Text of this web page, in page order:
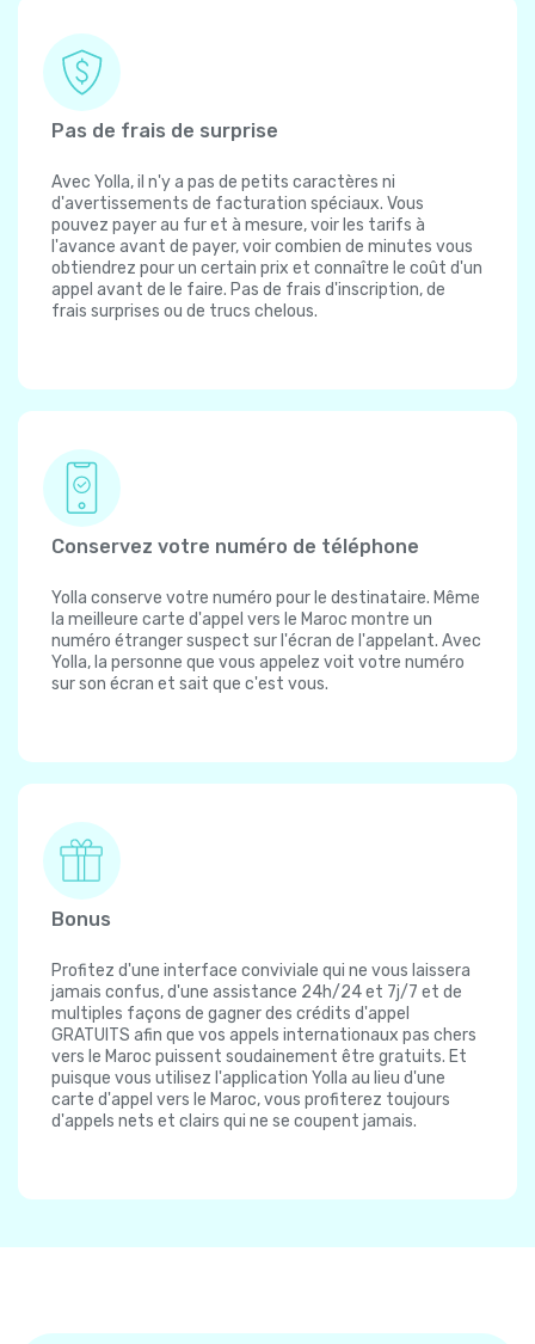
Pas de frais de surprise
Avec Yolla, il n'y a pas de petits caractères ni
d'avertissements de facturation spéciaux. Vous
pouvez payer au fur et à mesure, voir les tarifs à
l'avance avant de payer, voir combien de minutes vous
obtiendrez pour un certain prix et connaître le coût d'un
appel avant de le faire. Pas de frais d'inscription, de
frais surprises ou de trucs chelous.
Conservez votre numéro de téléphone
Yolla conserve votre numéro pour le destinataire. Même
la meilleure carte d'appel vers le Maroc montre un
numéro étranger suspect sur l'écran de l'appelant. Avec
Yolla, la personne que vous appelez voit votre numéro
sur son écran et sait que c'est vous.
Bonus
Profitez d'une interface conviviale qui ne vous laissera
jamais confus, d'une assistance 24h/24 et 7j/7 et de
multiples façons de gagner des crédits d'appel
GRATUITS afin que vos appels internationaux pas chers
vers le Maroc puissent soudainement être gratuits. Et
puisque vous utilisez l'application Yolla au lieu d'une
carte d'appel vers le Maroc, vous profiterez toujours
d'appels nets et clairs qui ne se coupent jamais.